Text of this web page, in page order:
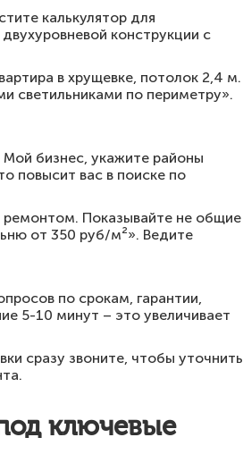
калькулятор для
конструкции с
в хрущевке, потолок 2,4 м.
светильниками по периметру».
бизнес, укажите районы
повысит вас в поиске по
ремонтом. Показывайте не общие
от 350 руб/м²». Ведите
по срокам, гарантии,
5-10 минут – это увеличивает
сразу звоните, чтобы уточнить
ключевые